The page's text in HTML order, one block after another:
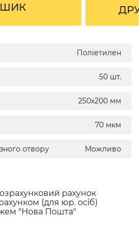
Поліетилен
50 шт.
250х200 мм
70 мкм
отвору Можливо
рахунок
(для юр. осіб)
"Нова Пошта"